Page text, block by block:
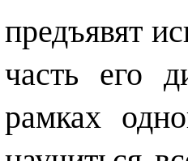
предъявят
часть его
рамках